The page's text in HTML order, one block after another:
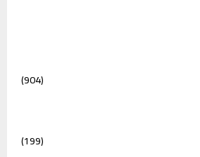
(904)
(199)